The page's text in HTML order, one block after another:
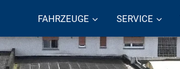
FAHRZEUGE SERVICE